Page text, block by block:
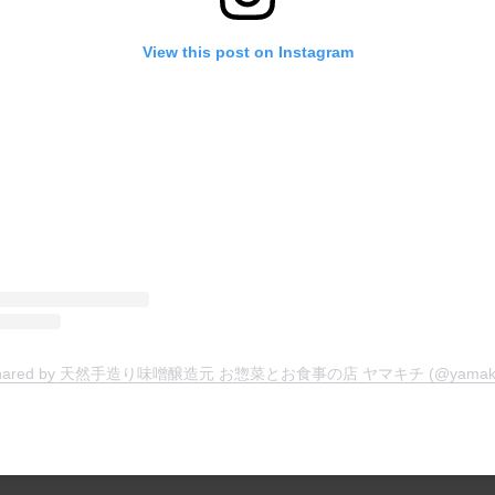
View this post on Instagram
by 天然手造り味噌醸造元 お惣菜とお食事の店 ヤマキチ